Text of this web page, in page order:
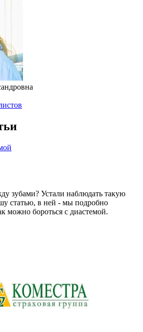
зубами? Устали наблюдать такую
статью, в ней - мы подробно
можно бороться с диастемой.